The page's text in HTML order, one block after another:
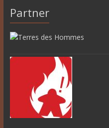
Partner